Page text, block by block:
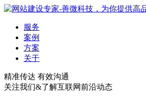
服务
案例
方案
关于
精准传达 有效沟通
关注我们&了解互联网前沿动态